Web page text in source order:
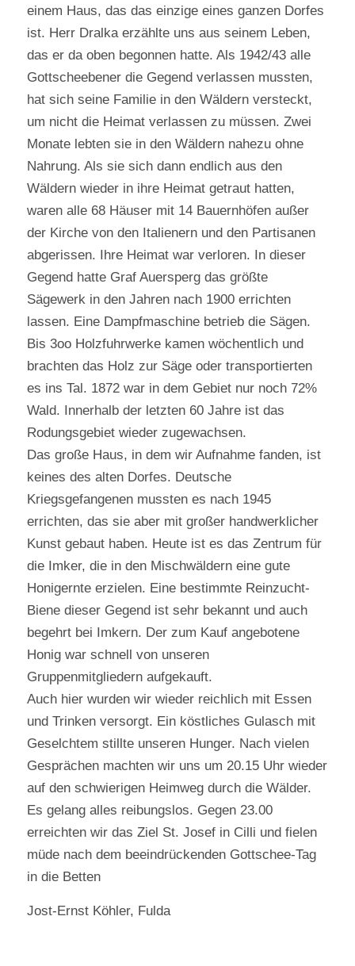
einem Haus, das das einzige eines ganzen Dorfes
ist. Herr Dralka erzählte uns aus seinem Leben,
das er da oben begonnen hatte. Als 1942/43 alle
Gottscheebener die Gegend verlassen mussten,
hat sich seine Familie in den Wäldern versteckt,
um nicht die Heimat verlassen zu müssen. Zwei
Monate lebten sie in den Wäldern nahezu ohne
Nahrung. Als sie sich dann endlich aus den
Wäldern wieder in ihre Heimat getraut hatten,
waren alle 68 Häuser mit 14 Bauernhöfen außer
der Kirche von den Italienern und den Partisanen
abgerissen. Ihre Heimat war verloren. In dieser
Gegend hatte Graf Auersperg das größte
Sägewerk in den Jahren nach 1900 errichten
lassen. Eine Dampfmaschine betrieb die Sägen.
Bis 3oo Holzfuhrwerke kamen wöchentlich und
brachten das Holz zur Säge oder transportierten
es ins Tal. 1872 war in dem Gebiet nur noch 72%
Wald. Innerhalb der letzten 60 Jahre ist das
Rodungsgebiet wieder zugewachsen.
Das große Haus, in dem wir Aufnahme fanden, ist
keines des alten Dorfes. Deutsche
Kriegsgefangenen mussten es nach 1945
errichten, das sie aber mit großer handwerklicher
Kunst gebaut haben. Heute ist es das Zentrum für
die Imker, die in den Mischwäldern eine gute
Honigernte erzielen. Eine bestimmte Reinzucht-
Biene dieser Gegend ist sehr bekannt und auch
begehrt bei Imkern. Der zum Kauf angebotene
Honig war schnell von unseren
Gruppenmitgliedern aufgekauft.
Auch hier wurden wir wieder reichlich mit Essen
und Trinken versorgt. Ein köstliches Gulasch mit
Geselchtem stillte unseren Hunger. Nach vielen
Gesprächen machten wir uns um 20.15 Uhr wieder
auf den schwierigen Heimweg durch die Wälder.
Es gelang alles reibungslos. Gegen 23.00
erreichten wir das Ziel St. Josef in Cilli und fielen
müde nach dem beeindrückenden Gottschee-Tag
in die Betten
Jost-Ernst Köhler, Fulda